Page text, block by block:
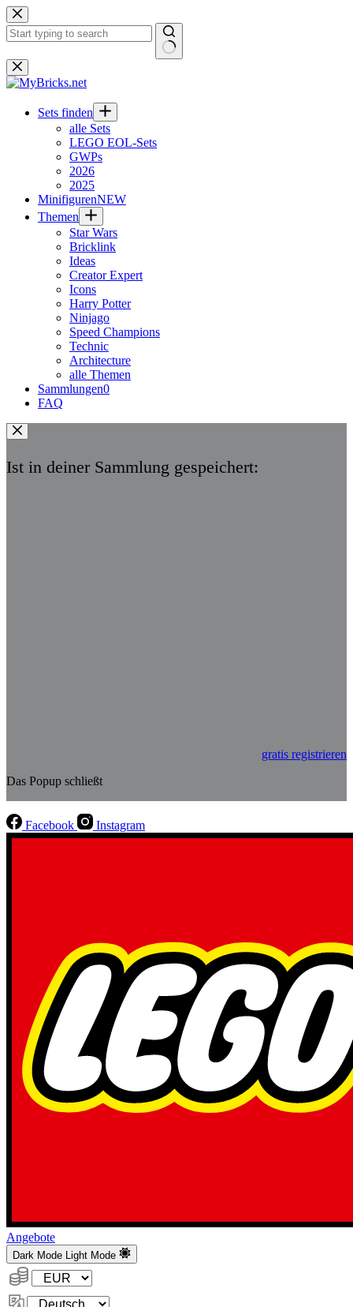
Zum
Inhalt
springen
Keine
Ergebnisse
Sets finden
alle Sets
LEGO EOL-Sets
GWPs
2026
2025
MinifigurenNEW
Themen
Star Wars
Bricklink
Ideas
Creator Expert
Icons
Harry Potter
Ninjago
Speed Champions
Technic
Architecture
alle Themen
Sammlungen0
FAQ
Ist in deiner Sammlung gespeichert:
gratis registrieren
Das Popup schließt
Facebook Instagram
Angebote
Dark Mode Light Mode
Währung:
Sprache